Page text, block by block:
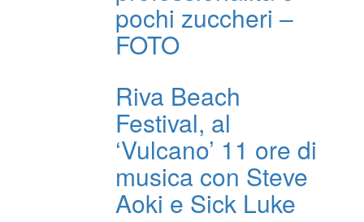
pochi zuccheri –
FOTO
Riva Beach
Festival, al
‘Vulcano’ 11 ore di
musica con Steve
Aoki e Sick Luke